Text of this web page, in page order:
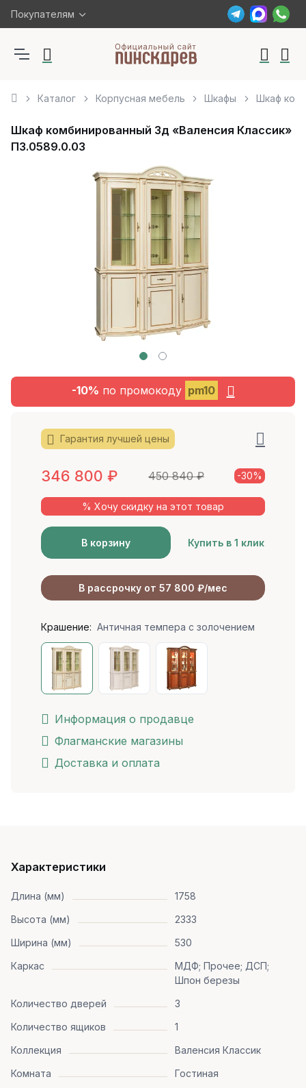
Покупателям
Каталог Корпусная мебель Шкафы Шкаф
Шкаф комбинированный 3д «Валенсия Классик»
П3.0589.0.03
-10% по промокоду pm10
Гарантия лучшей цены
346 800 ₽ 450 840₽ -30%
% Хочу скидку на этот товар
В корзину Купить в 1 клик
В рассрочку от 57 800 ₽/мес
Крашение: Античная темпера с золочением
Информация о продавце
Флагманские магазины
Доставка и оплата
Характеристики
Длина (мм)
1758
Высота (мм)
2333
Ширина (мм)
530
Каркас
МДФ; Прочее; ДСП;
Шпон березы
Количество дверей
3
Количество ящиков
1
Коллекция
Валенсия Классик
Комната
Гостиная